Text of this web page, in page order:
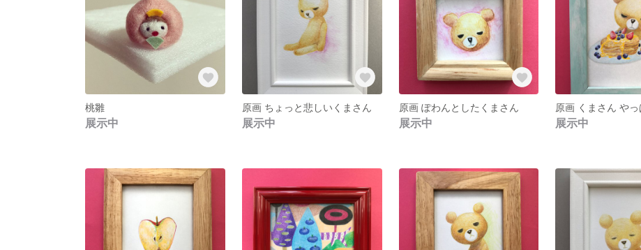
桃雛
展示中
原画 ちょっと悲しいくまさん
展示中
原画 ぽわんとしたくまさん
展示中 展示中